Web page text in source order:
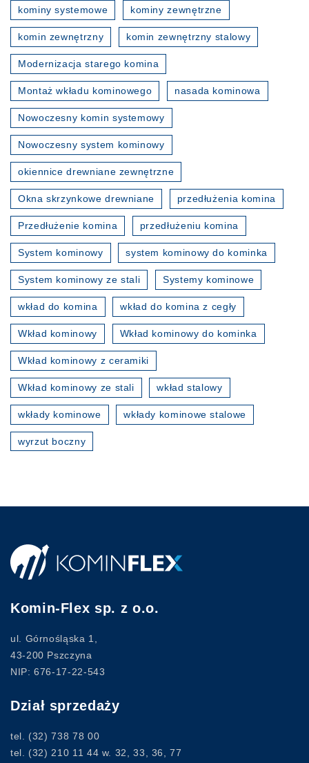
kominy systemowe kominy zewnętrzne
komin zewnętrzny komin zewnętrzny stalowy
Modernizacja starego komina
Montaż wkładu kominowego nasada kominowa
Nowoczesny komin systemowy
Nowoczesny system kominowy
okiennice drewniane zewnętrzne
Okna skrzynkowe drewniane przedłużenia komina
Przedłużenie komina przedłużeniu komina
System kominowy system kominowy do kominka
System kominowy ze stali Systemy kominowe
wkład do komina wkład do komina z cegły
Wkład kominowy Wkład kominowy do kominka
Wkład kominowy z ceramiki
Wkład kominowy ze stali wkład stalowy
wkłady kominowe wkłady kominowe stalowe
wyrzut boczny
Komin-Flex sp. z o.o.
ul. Górnośląska 1,
43-200 Pszczyna
NIP: 676-17-22-543
Dział sprzedaży
tel. (32) 738 78 00
tel. (32) 210 11 44 w. 32, 33, 36, 77